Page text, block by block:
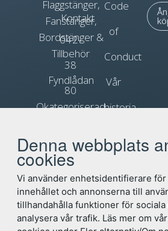
Denna webbplats
cookies
Vi använder enhetsidentifierare för
innehållet och annonserna till
tillhandahålla funktioner för
analysera vår trafik. Läs mer om
Kontakt
042-
38
80
info@flagga.com
Code
of
Conduct
Vår
historia
Flaggregler
Flaggstänger,
Fanstänger,
Bordstänger &
Tillbehör
Fyndlådan
Okategoriserad